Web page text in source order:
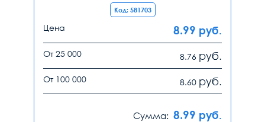
Код: 581703
Цена 8.99 руб.
От 25 000 8.76 руб.
От 100 000 8.60 руб.
Сумма: 8.99 руб.